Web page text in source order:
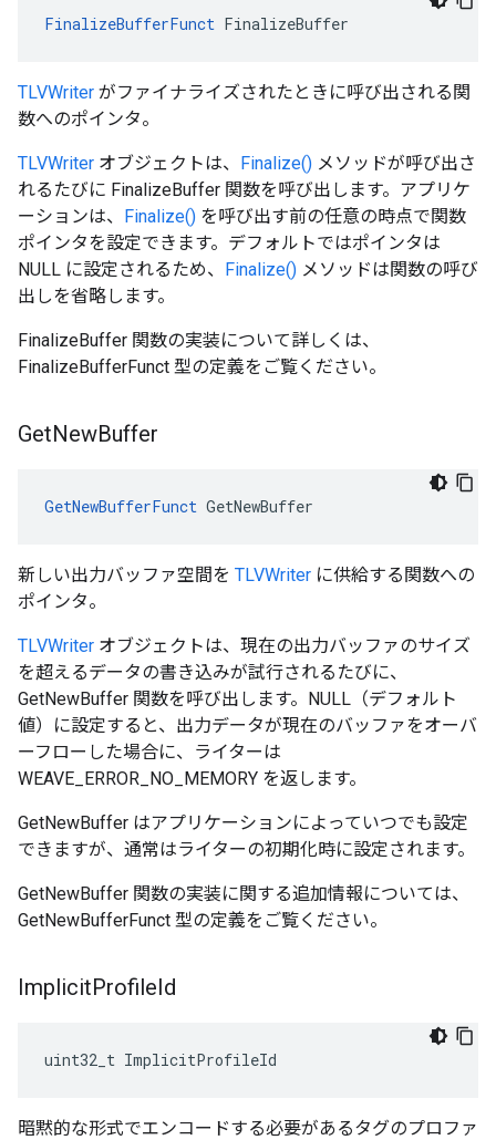
FinalizeBufferFunct FinalizeBuffer
TLVWriter がファイナライズされたときに呼び出される関
数へのポインタ。
TLVWriter オブジェクトは、 Finalize() メソッドが呼び出さ
れるたびに FinalizeBuffer 関数を呼び出します。アプリケ
ーションは、 Finalize() を呼び出す前の任意の時点で関数
ポインタを設定できます。デフォルトではポインタは
NULL に設定されるため、 Finalize() メソッドは関数の呼び
出しを省略します。
FinalizeBuffer 関数の実装について詳しくは、
FinalizeBufferFunct 型の定義をご覧ください。
GetNewBuffer
GetNewBufferFunct GetNewBuffer
新しい出力バッファ空間を TLVWriter に供給する関数への
ポインタ。
TLVWriter オブジェクトは、現在の出力バッファのサイズ
を超えるデータの書き込みが試行されるたびに、
GetNewBuffer 関数を呼び出します。NULL（デフォルト
値）に設定すると、出力データが現在のバッファをオーバ
ーフローした場合に、ライターは
WEAVE_ERROR_NO_MEMORY を返します。
GetNewBuffer はアプリケーションによっていつでも設定
できますが、通常はライターの初期化時に設定されます。
GetNewBuffer 関数の実装に関する追加情報については、
GetNewBufferFunct 型の定義をご覧ください。
ImplicitProfileId
uint32_t ImplicitProfileId
暗黙的な形式でエンコードする必要があるタグのプロファ